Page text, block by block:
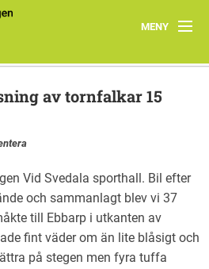
MENY
Årets Program
Föreningen
Unika arter i Svedala
av tornfalkar 15
Vid Svedala sporthall. Bil efter
och sammanlagt blev vi 37
till Ebbarp i utkanten av
fint väder om än lite blåsigt och
på stegen men fyra tuffa